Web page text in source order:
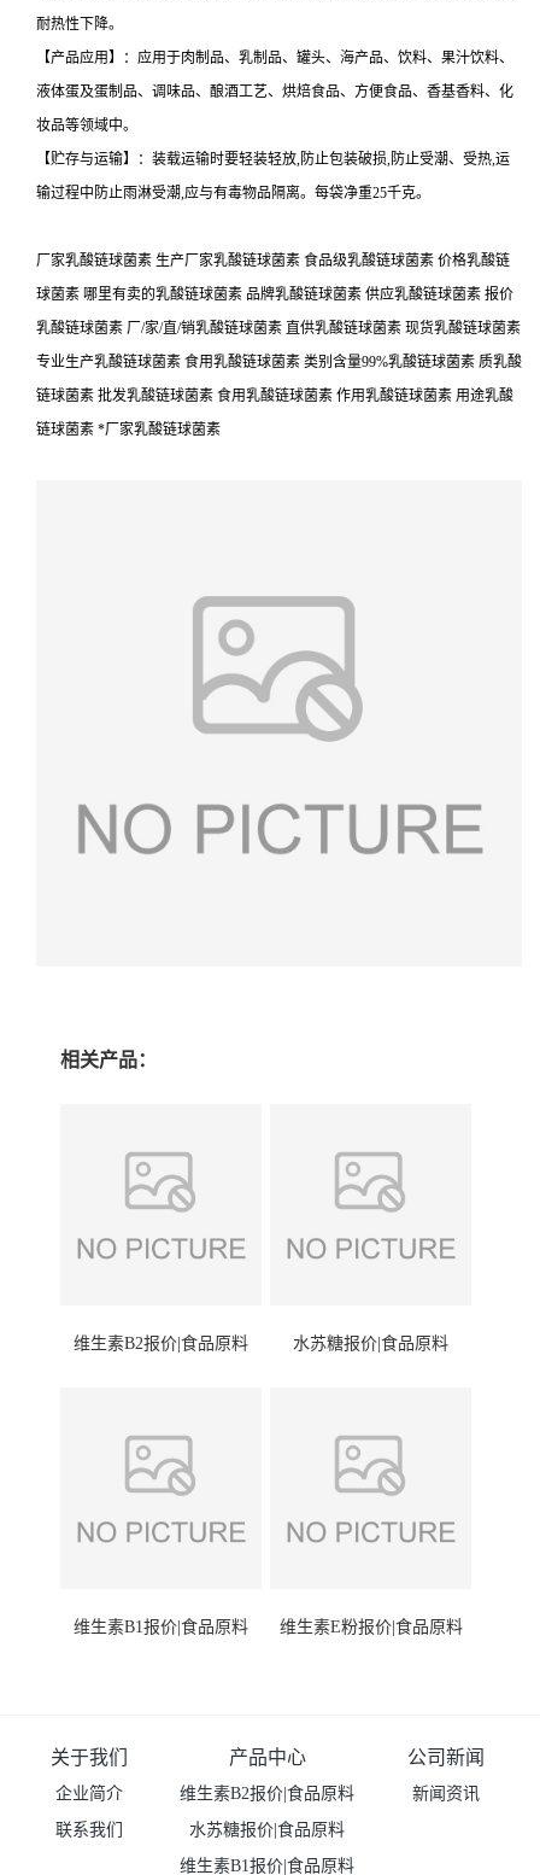
耐热性下降。
【产品应用】：应用于肉制品、乳制品、罐头、海产品、饮料、果汁饮料、
液体蛋及蛋制品、调味品、酿酒工艺、烘焙食品、方便食品、香基香料、化
妆品等领域中。
【贮存与运输】：装载运输时要轻装轻放,防止包装破损,防止受潮、受热,运
输过程中防止雨淋受潮,应与有毒物品隔离。每袋净重25千克。
厂家乳酸链球菌素 生产厂家乳酸链球菌素 食品级乳酸链球菌素 价格乳酸链
球菌素 哪里有卖的乳酸链球菌素 品牌乳酸链球菌素 供应乳酸链球菌素 报价
乳酸链球菌素 厂/家/直/销乳酸链球菌素 直供乳酸链球菌素 现货乳酸链球菌素
专业生产乳酸链球菌素 食用乳酸链球菌素 类别含量99%乳酸链球菌素 质乳酸
链球菌素 批发乳酸链球菌素 食用乳酸链球菌素 作用乳酸链球菌素 用途乳酸
链球菌素 *厂家乳酸链球菌素
相关产品：
维生素B2报价|食品原料 水苏糖报价|食品原料
维生素B1报价|食品原料 维生素E粉报价|食品原料
关于我们
企业简介
联系我们
产品中心
维生素B2报价|食品原料
水苏糖报价|食品原料
维生素B1报价|食品原料
公司新闻
新闻资讯